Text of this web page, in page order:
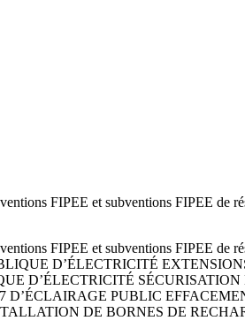
FIPEE et subventions FIPEE de
FIPEE et subventions FIPEE de
D’ÉLECTRICITÉ
D’ÉLECTRICITÉ
PUBLIC
DE BORNES DE